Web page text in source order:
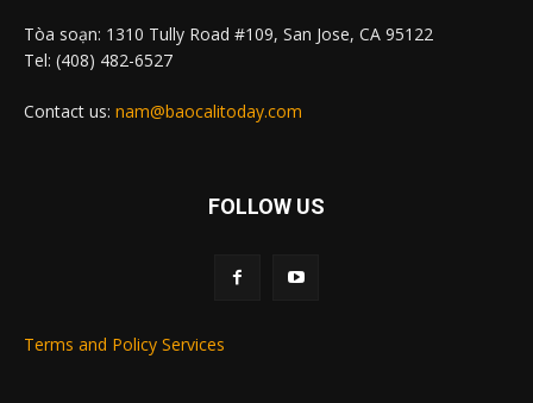
Tòa soạn: 1310 Tully Road #109, San Jose, CA 95122
Tel: (408) 482-6527
Contact us: nam@baocalitoday.com
FOLLOW US
Terms and Policy Services